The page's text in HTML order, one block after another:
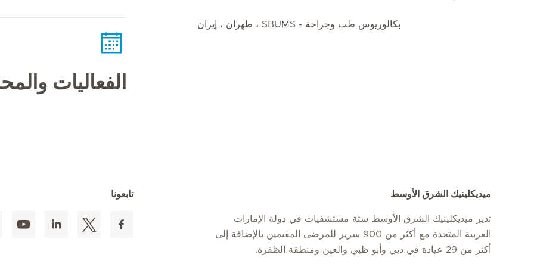
بكالوريوس طب وجراحة - SBUMS ، طهران ، إيران
الفعاليات
ميديكلينيك الشرق الأوسط
تدير ميديكلينيك الشرق الأوسط ستة مستشفيات في دولة الإمارات
العربية المتحدة مع أكثر من 900 سرير للمرضى المقيمين بالإضافة إلى
أكثر من 29 عيادة في دبي وأبو ظبي والعين ومنطقة الظفرة.
تابعونا